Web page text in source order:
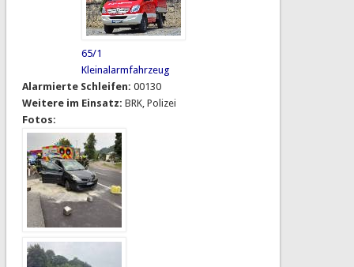
65/1
Kleinalarmfahrzeug
Alarmierte Schleifen: 00130
Weitere im Einsatz: BRK, Polizei
Fotos: